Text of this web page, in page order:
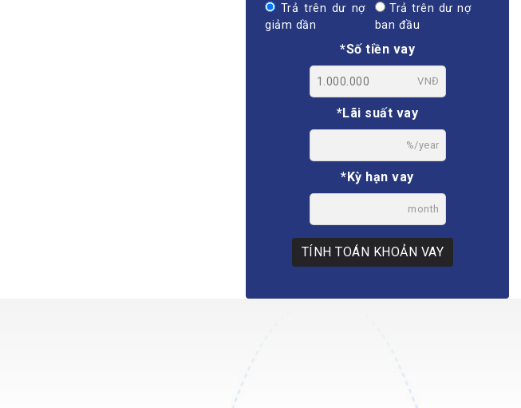
Trả trên dư nợ
giảm dần
Trả trên dư nợ
ban đầu
*Số tiền vay
VNĐ
*Lãi suất vay
%/year
*Kỳ hạn vay
month
TÍNH TOÁN KHOẢN VAY